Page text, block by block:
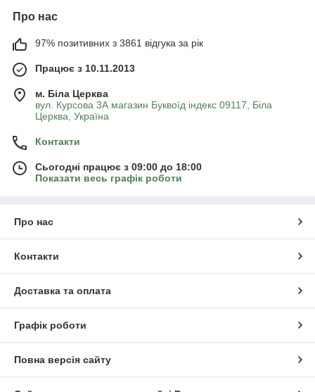
Про нас
97% позитивних з 3861 відгука за рік
Працює з 10.11.2013
м. Біла Церква
вул. Курсова 3А магазин Буквоїд індекс 09117, Біла
Церква, Україна
Контакти
Сьогодні працює з 09:00 до 18:00
Показати весь графік роботи
Про нас
Контакти
Доставка та оплата
Графік роботи
Повна версія сайту